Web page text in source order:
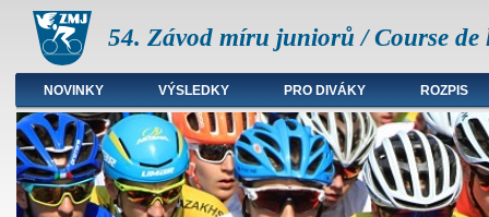
54. Závod míru juniorů / Course
Hlavní menu
NOVINKY VÝSLEDKY PRO DIVÁKY ROZPIS